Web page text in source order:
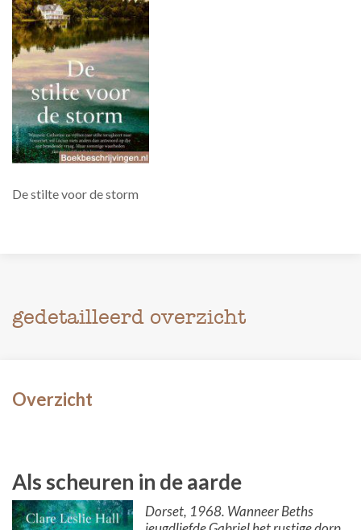
De stilte voor de storm
gedetailleerd overzicht
Overzicht
Als scheuren in de aarde
Dorset, 1968. Wanneer Beths